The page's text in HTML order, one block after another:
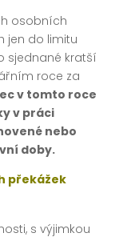
osobních
jen do limitu
sjednané kratší
roce za
v tomto roce
v práci
nebo
doby.
překážek
s výjimkou